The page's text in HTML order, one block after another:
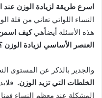
اسرع طريقة لزيادة الوزن عند
النساء اللواتي تعاني من
هذه الأسئلة أيضاًهيكيف اسمن
العنصر الأساسي لزيادة الوزن
والجدير بالذكر عن المستوى
الخلطات التي تزيد الوزن.
المشكلة عند معظم النساء